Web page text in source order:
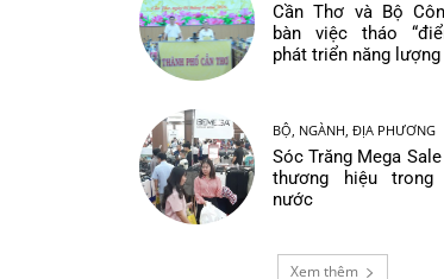
Cần Thơ và Bộ
bàn việc tháo
phát triển năng lượng
BỘ, NGÀNH, ĐỊA PHƯƠNG
Sóc Trăng Mega
thương hiệu trong
nước
Xem thêm